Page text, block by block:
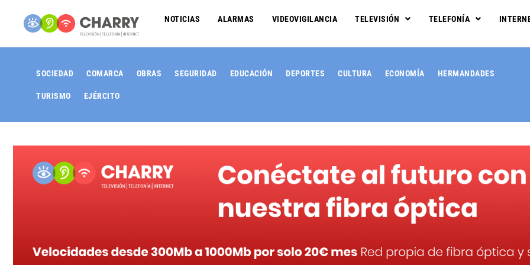
NOTICIAS ALARMAS VIDEOVIGILANCIA TELEVISIÓN TELEFONÍA
SOCIEDAD COMARCA OBRAS SEGURIDAD EDUCACIÓN DEPORTES CULTURA ECONOMÍA HERMANDADES
TURISMO EJÉRCITO